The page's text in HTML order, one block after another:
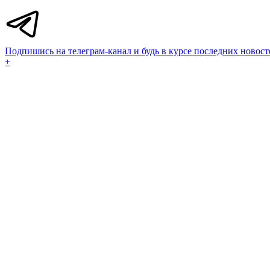
Подпишись на телеграм-канал и будь в курсе последних
+